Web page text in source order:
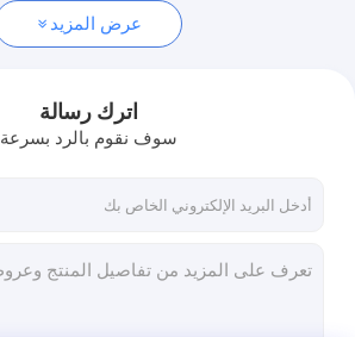
جهاز إرسال مستوى الماء
الارسال ضغط درجة حرارة عالية
عرض المزيد
اترك رسالة
سوف نقوم بالرد بسرعة